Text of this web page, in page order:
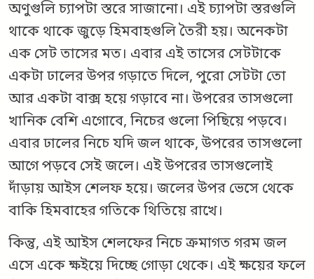
অণুগুলি চ্যাপটা স্তরে সাজানো। এই চ্যাপটা স্তরগুলি
থাকে থাকে জুড়ে হিমবাহগুলি তৈরী হয়। অনেকটা
এক সেট তাসের মত। এবার এই তাসের সেটটাকে
একটা ঢালের উপর গড়াতে দিলে, পুরো সেটটা তো
আর একটা বাক্স হয়ে গড়াবে না। উপরের তাসগুলো
খানিক বেশি এগোবে, নিচের গুলো পিছিয়ে পড়বে।
এবার ঢালের নিচে যদি জল থাকে, উপরের তাসগুলো
আগে পড়বে সেই জলে। এই উপরের তাসগুলোই
দাঁড়ায় আইস শেলফ হয়ে। জলের উপর ভেসে থেকে
বাকি হিমবাহের গতিকে থিতিয়ে রাখে।
কিন্তু, এই আইস শেলফের নিচে ক্রমাগত গরম জল
এসে একে ক্ষইয়ে দিচ্ছে গোড়া থেকে। এই ক্ষয়ের ফলে